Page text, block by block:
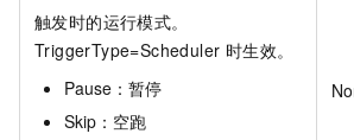
触发时的运行模式。
TriggerType=Scheduler 时生效。
Pause：暂停
Skip：空跑